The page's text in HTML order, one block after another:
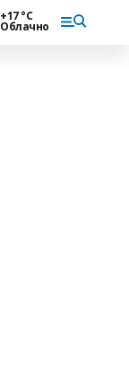
+17 °С
Облачно